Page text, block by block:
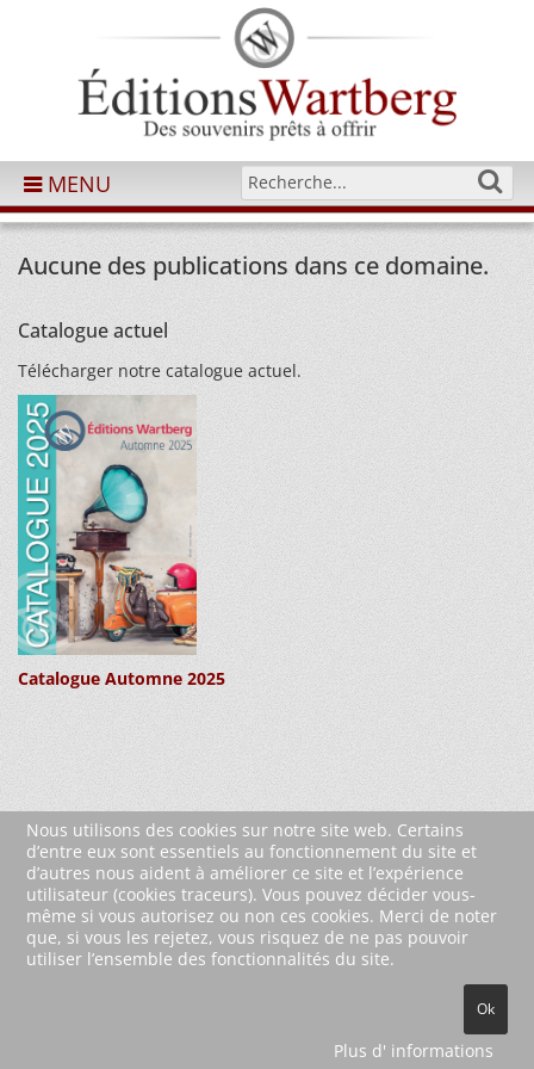
MENU
Aucune des publications dans ce domaine.
Catalogue actuel
Télécharger notre catalogue actuel.
Catalogue Automne 2025
Mentions Légales
Nous utilisons des cookies sur notre site web. Certains
d’entre eux sont essentiels au fonctionnement du site et
d’autres nous aident à améliorer ce site et l’expérience
utilisateur (cookies traceurs). Vous pouvez décider vous-
même si vous autorisez ou non ces cookies. Merci de noter
que, si vous les rejetez, vous risquez de ne pas pouvoir
utiliser l’ensemble des fonctionnalités du site.
Ok
Plus d' informations